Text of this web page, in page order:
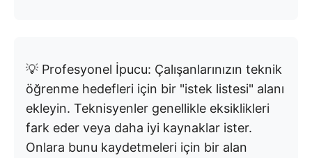
💡 Profesyonel İpucu: Çalışanlarınızın teknik
öğrenme hedefleri için bir "istek listesi" alanı
ekleyin. Teknisyenler genellikle eksiklikleri
fark eder veya daha iyi kaynaklar ister.
Onlara bunu kaydetmeleri için bir alan